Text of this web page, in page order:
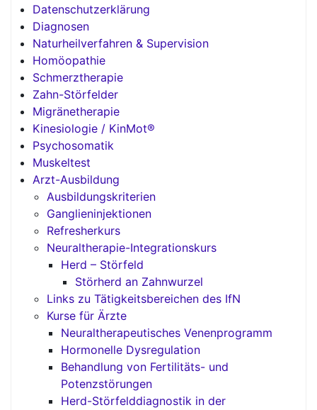
Datenschutzerklärung
Diagnosen
Naturheilverfahren & Supervision
Homöopathie
Schmerztherapie
Zahn-Störfelder
Migränetherapie
Kinesiologie / KinMot®
Psychosomatik
Muskeltest
Arzt-Ausbildung
Ausbildungskriterien
Ganglieninjektionen
Refresherkurs
Neuraltherapie-Integrationskurs
Herd – Störfeld
Störherd an Zahnwurzel
Links zu Tätigkeitsbereichen des IfN
Kurse für Ärzte
Neuraltherapeutisches Venenprogramm
Hormonelle Dysregulation
Behandlung von Fertilitäts- und
Potenzstörungen
Herd-Störfelddiagnostik in der